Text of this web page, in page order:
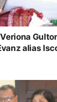
alias